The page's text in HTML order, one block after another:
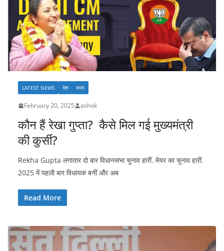
LATEST NEWS देश राज्य
February 20, 2025 ashok
कौन हैं रेखा गुप्ता? कैसे मिल गई मुख्यमंत्री
की कुर्सी?
Rekha Gupta लगातार दो बार विधानसभा चुनाव हारीं. मेयर का चुनाव हारीं.
2025 में पहली बार विधायक बनीं और अब
Read More